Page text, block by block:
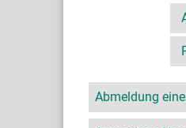
Abmeldung